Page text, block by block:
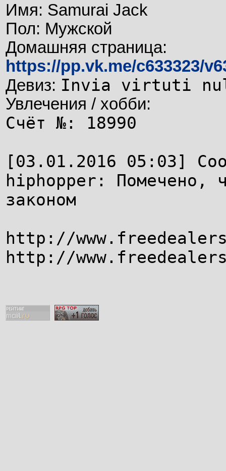
Имя: Samurai Jack
Пол: Мужской
Домашняя страница:
https://pp.vk.me/c633323/
Девиз: Invia virtuti
Увлечения / хобби:
Счёт №: 18990
[03.01.2016 05:03]
hiphopper: Помечено,
законом
http://
http://